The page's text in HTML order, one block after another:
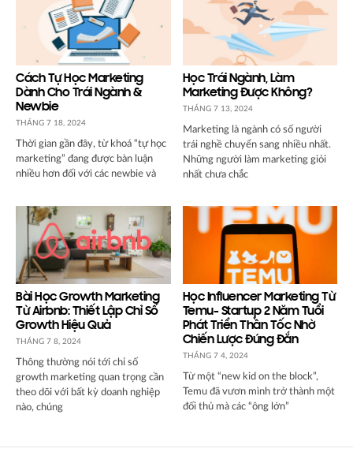
Cách Tự Học Marketing
Dành Cho Trái Ngành &
Newbie
THÁNG 7 18, 2024
Thời gian gần đây, từ khoá “tự học
marketing” đang được bàn luận
nhiều hơn đối với các newbie và
Học Trái Ngành, Làm
Marketing Được Không?
THÁNG 7 13, 2024
Marketing là ngành có số người
trái nghề chuyển sang nhiều nhất.
Những người làm marketing giỏi
nhất chưa chắc
Bài Học Growth Marketing
Từ Airbnb: Thiết Lập Chỉ Số
Growth Hiệu Quả
THÁNG 7 8, 2024
Thông thường nói tới chỉ số
growth marketing quan trọng cần
theo dõi với bất kỳ doanh nghiệp
nào, chúng
Học Influencer Marketing Từ
Temu- Startup 2 Năm Tuổi
Phát Triển Thần Tốc Nhờ
Chiến Lược Đúng Đắn
THÁNG 7 4, 2024
Từ một “new kid on the block”,
Temu đã vươn mình trở thành một
đối thủ mà các “ông lớn”